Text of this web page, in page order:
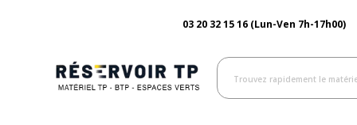
03 20 32 15 16 (Lun-Ven 7h-17h00)